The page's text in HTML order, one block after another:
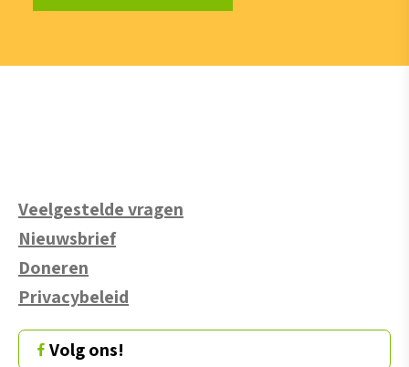
Veelgestelde vragen
Nieuwsbrief
Doneren
Privacybeleid
Volg ons!